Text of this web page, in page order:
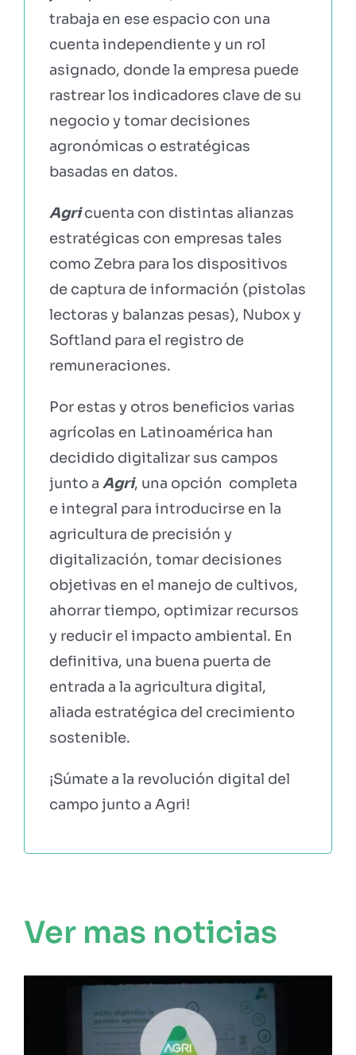
trabaja en ese espacio con una
cuenta independiente y un rol
asignado, donde la empresa puede
rastrear los indicadores clave de su
negocio y tomar decisiones
agronómicas o estratégicas
basadas en datos.
Agricuenta con distintas alianzas
estratégicas con empresas tales
como Zebra para los dispositivos
de captura de información (pistolas
lectoras y balanzas pesas), Nubox y
Softland para el registro de
remuneraciones.
Por estas y otros beneficios varias
agrícolas en Latinoamérica han
decidido digitalizar sus campos
junto a Agri, una opción completa
e integral para introducirse en la
agricultura de precisión y
digitalización, tomar decisiones
objetivas en el manejo de cultivos,
ahorrar tiempo, optimizar recursos
y reducir el impacto ambiental. En
definitiva, una buena puerta de
entrada a la agricultura digital,
aliada estratégica del crecimiento
sostenible.
¡Súmate a la revolución digital del
campo junto a Agri!
Ver mas noticias